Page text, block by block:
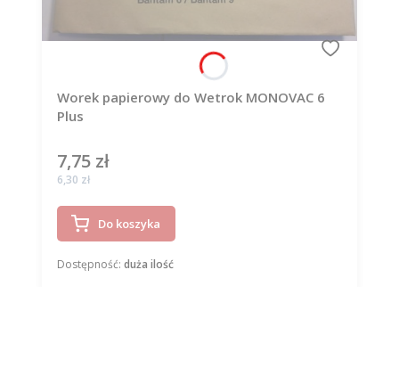
Worek papierowy do Wetrok MONOVAC 6
Plus
Cena
7,75 zł
Cena
6,30 zł
Do koszyka
Dostępność: duża ilość